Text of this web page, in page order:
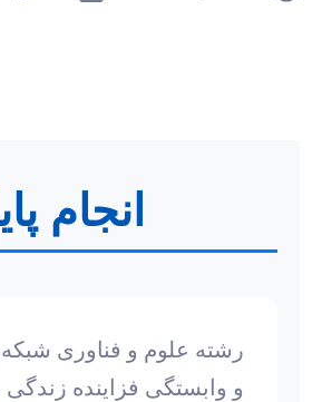
انجام
رشته علوم و فناوری
و وابستگی فزاینده زندگی